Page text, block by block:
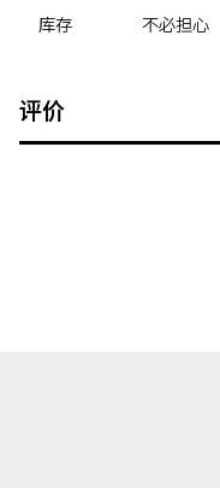
库存
不必担心
评价